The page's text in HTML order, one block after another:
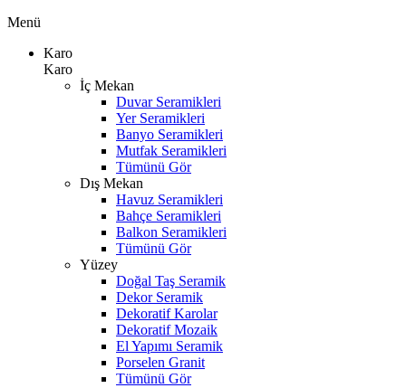
Menü
Karo
Karo
İç Mekan
Duvar Seramikleri
Yer Seramikleri
Banyo Seramikleri
Mutfak Seramikleri
Tümünü Gör
Dış Mekan
Havuz Seramikleri
Bahçe Seramikleri
Balkon Seramikleri
Tümünü Gör
Yüzey
Doğal Taş Seramik
Dekor Seramik
Dekoratif Karolar
Dekoratif Mozaik
El Yapımı Seramik
Porselen Granit
Tümünü Gör